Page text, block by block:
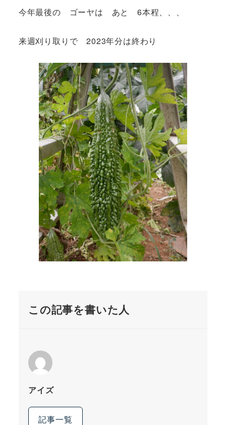
今年最後の ゴーヤは あと 6本程、、、
来週刈り取りで 2023年分は終わり
この記事を書いた人
アイズ
記事一覧